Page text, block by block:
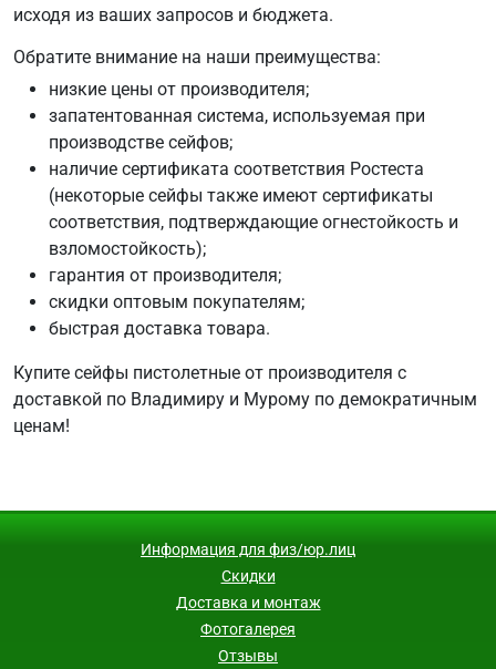
исходя из ваших запросов и бюджета.
Обратите внимание на наши преимущества:
низкие цены от производителя;
запатентованная система, используемая при
производстве сейфов;
наличие сертификата соответствия Ростеста
(некоторые сейфы также имеют сертификаты
соответствия, подтверждающие огнестойкость и
взломостойкость);
гарантия от производителя;
скидки оптовым покупателям;
быстрая доставка товара.
Купите сейфы пистолетные от производителя с
доставкой по Владимиру и Мурому по демократичным
ценам!
Информация для физ/юр.лиц
Скидки
Доставка и монтаж
Фотогалерея
Отзывы